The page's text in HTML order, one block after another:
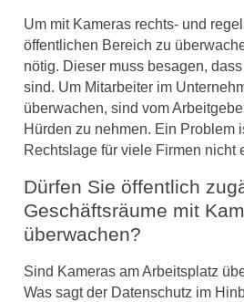
Um mit Kameras rechts- und
öffentlichen Bereich zu
nötig. Dieser muss besagen,
sind. Um Mitarbeiter im
überwachen, sind vom
Hürden zu nehmen. Ein Problem
Rechtslage für viele Firmen nicht
Dürfen Sie öffentlich
Geschäftsräume mit
überwachen?
Sind Kameras am Arbeitsplatz
Was sagt der Datenschutz im